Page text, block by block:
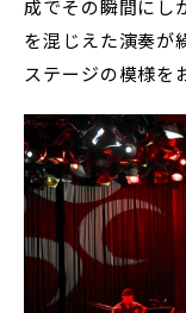
成でその瞬間にし
を混じえた演奏が
ステージの模様を